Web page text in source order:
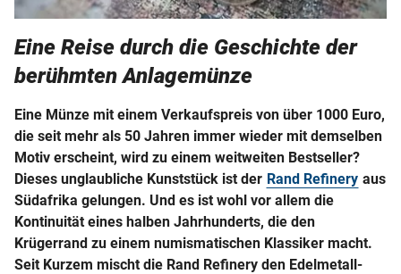
Eine Reise durch die Geschichte der
berühmten Anlagemünze
Eine Münze mit einem Verkaufspreis von über 1000 Euro,
die seit mehr als 50 Jahren immer wieder mit demselben
Motiv erscheint, wird zu einem weitweiten Bestseller?
Dieses unglaubliche Kunststück ist der Rand Refinery aus
Südafrika gelungen. Und es ist wohl vor allem die
Kontinuität eines halben Jahrhunderts, die den
Krügerrand zu einem numismatischen Klassiker macht.
Seit Kurzem mischt die Rand Refinery den Edelmetall-